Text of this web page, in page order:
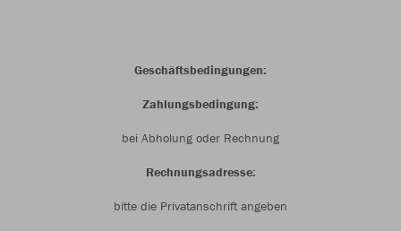
Geschäftsbedingungen:
Zahlungsbedingung:
bei Abholung oder Rechnung
Rechnungsadresse:
bitte die Privatanschrift angeben